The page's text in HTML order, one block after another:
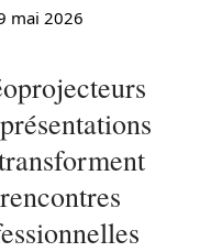
mai 2026